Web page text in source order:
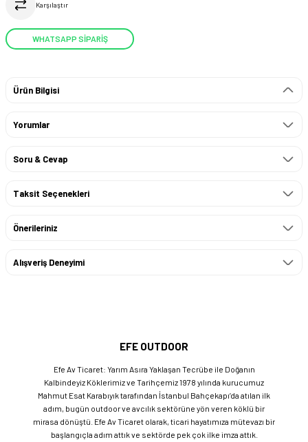
Karşılaştır
WHATSAPP SİPARİŞ
Ürün Bilgisi
Yorumlar
Soru & Cevap
Taksit Seçenekleri
Önerileriniz
Alışveriş Deneyimi
EFE OUTDOOR
Efe Av Ticaret: Yarım Asıra Yaklaşan Tecrübe ile Doğanın
Kalbindeyiz Köklerimiz ve Tarihçemiz 1978 yılında kurucumuz
Mahmut Esat Karabıyık tarafından İstanbul Bahçekapı’da atılan ilk
adım, bugün outdoor ve avcılık sektörüne yön veren köklü bir
mirasa dönüştü. Efe Av Ticaret olarak, ticari hayatımıza mütevazı bir
başlangıçla adım attık ve sektörde pek çok ilke imza attık.